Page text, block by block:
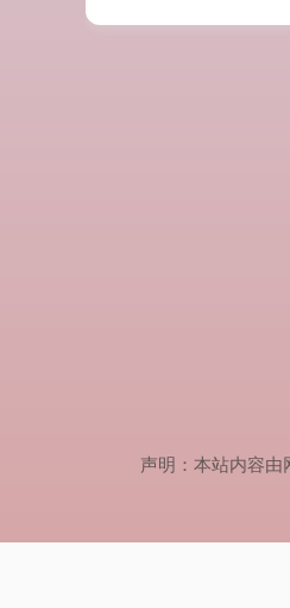
声明：本站内容